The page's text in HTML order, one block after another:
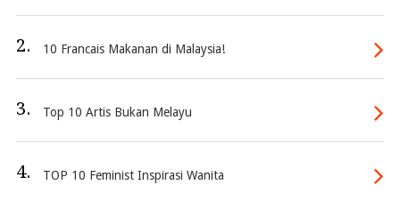
2. 10 Francais Makanan di Malaysia!
3. Top 10 Artis Bukan Melayu
4. TOP 10 Feminist Inspirasi Wanita